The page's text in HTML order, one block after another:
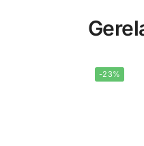
-23%